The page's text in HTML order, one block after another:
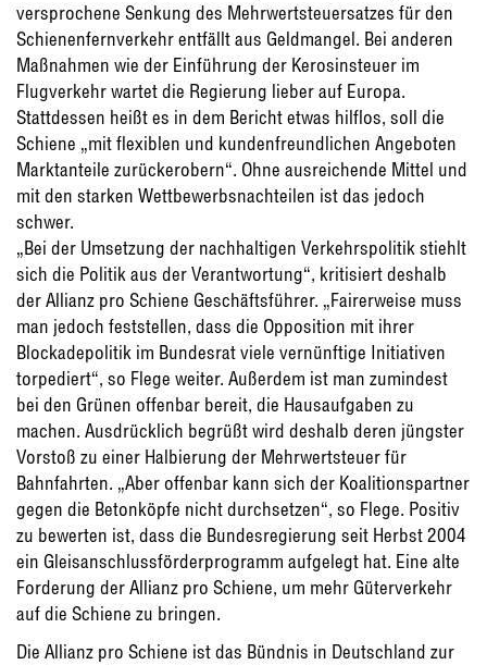
versprochene Senkung des Mehrwertsteuersatzes für den
Schienenfernverkehr entfällt aus Geldmangel. Bei anderen
Maßnahmen wie der Einführung der Kerosinsteuer im
Flugverkehr wartet die Regierung lieber auf Europa.
Stattdessen heißt es in dem Bericht etwas hilflos, soll die
Schiene „mit flexiblen und kundenfreundlichen Angeboten
Marktanteile zurückerobern“. Ohne ausreichende Mittel und
mit den starken Wettbewerbsnachteilen ist das jedoch
schwer.
„Bei der Umsetzung der nachhaltigen Verkehrspolitik stiehlt
sich die Politik aus der Verantwortung“, kritisiert deshalb
der Allianz pro Schiene Geschäftsführer. „Fairerweise muss
man jedoch feststellen, dass die Opposition mit ihrer
Blockadepolitik im Bundesrat viele vernünftige Initiativen
torpediert“, so Flege weiter. Außerdem ist man zumindest
bei den Grünen offenbar bereit, die Hausaufgaben zu
machen. Ausdrücklich begrüßt wird deshalb deren jüngster
Vorstoß zu einer Halbierung der Mehrwertsteuer für
Bahnfahrten. „Aber offenbar kann sich der Koalitionspartner
gegen die Betonköpfe nicht durchsetzen“, so Flege. Positiv
zu bewerten ist, dass die Bundesregierung seit Herbst 2004
ein Gleisanschlussförderprogramm aufgelegt hat. Eine alte
Forderung der Allianz pro Schiene, um mehr Güterverkehr
auf die Schiene zu bringen.
Die Allianz pro Schiene ist das Bündnis in Deutschland zur